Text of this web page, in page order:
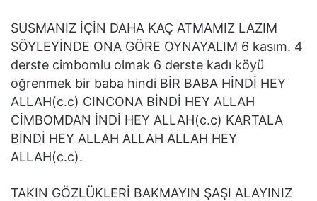
SUSMANIZ İÇİN DAHA KAÇ ATMAMIZ LAZIM
SÖYLEYİNDE ONA GÖRE OYNAYALIM 6 kasım. 4
derste cimbomlu olmak 6 derste kadı köyü
öğrenmek bir baba hindi BİR BABA HİNDİ HEY
ALLAH(c.c) CINCONA BİNDİ HEY ALLAH
CİMBOMDAN İNDİ HEY ALLAH(c.c) KARTALA
BİNDİ HEY ALLAH ALLAH ALLAH HEY
ALLAH(c.c).
TAKIN GÖZLÜKLERİ BAKMAYIN ŞAŞI ALAYINIZ